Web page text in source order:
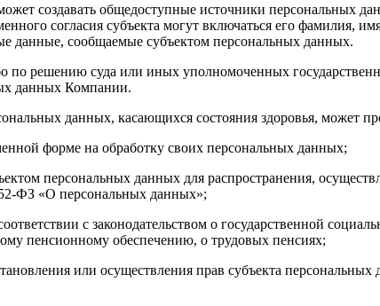
создавать общедоступные источники персональных
согласия субъекта могут включаться его фамилия,
данные, сообщаемые субъектом персональных данных.
решению суда или иных уполномоченных
данных Компании.
данных, касающихся состояния здоровья, может
форме на обработку своих персональных данных;
персональных данных для распространения,
ФЗ «О персональных данных»;
с законодательством о государственной
пенсионному обеспечению, о трудовых пенсиях;
или осуществления прав субъекта